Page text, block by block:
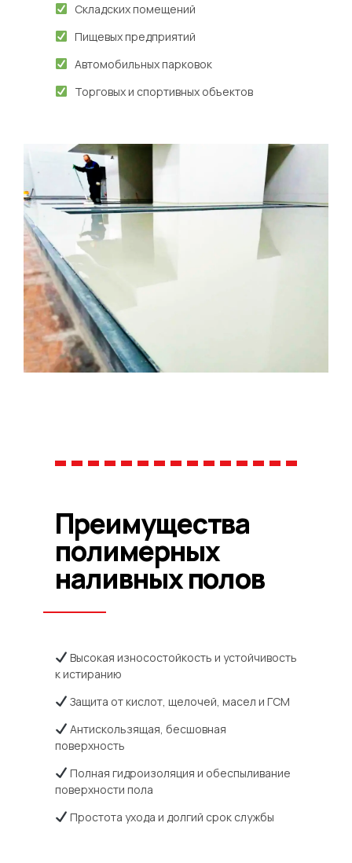
Складских помещений
Пищевых предприятий
Автомобильных парковок
Торговых и спортивных объектов
Преимущества
полимерных
наливных полов
Высокая износостойкость и устойчивость
к истиранию
Защита от кислот, щелочей, масел и ГСМ
Антискользящая, бесшовная
поверхность
Полная гидроизоляция и обеспыливание
поверхности пола
Простота ухода и долгий срок службы